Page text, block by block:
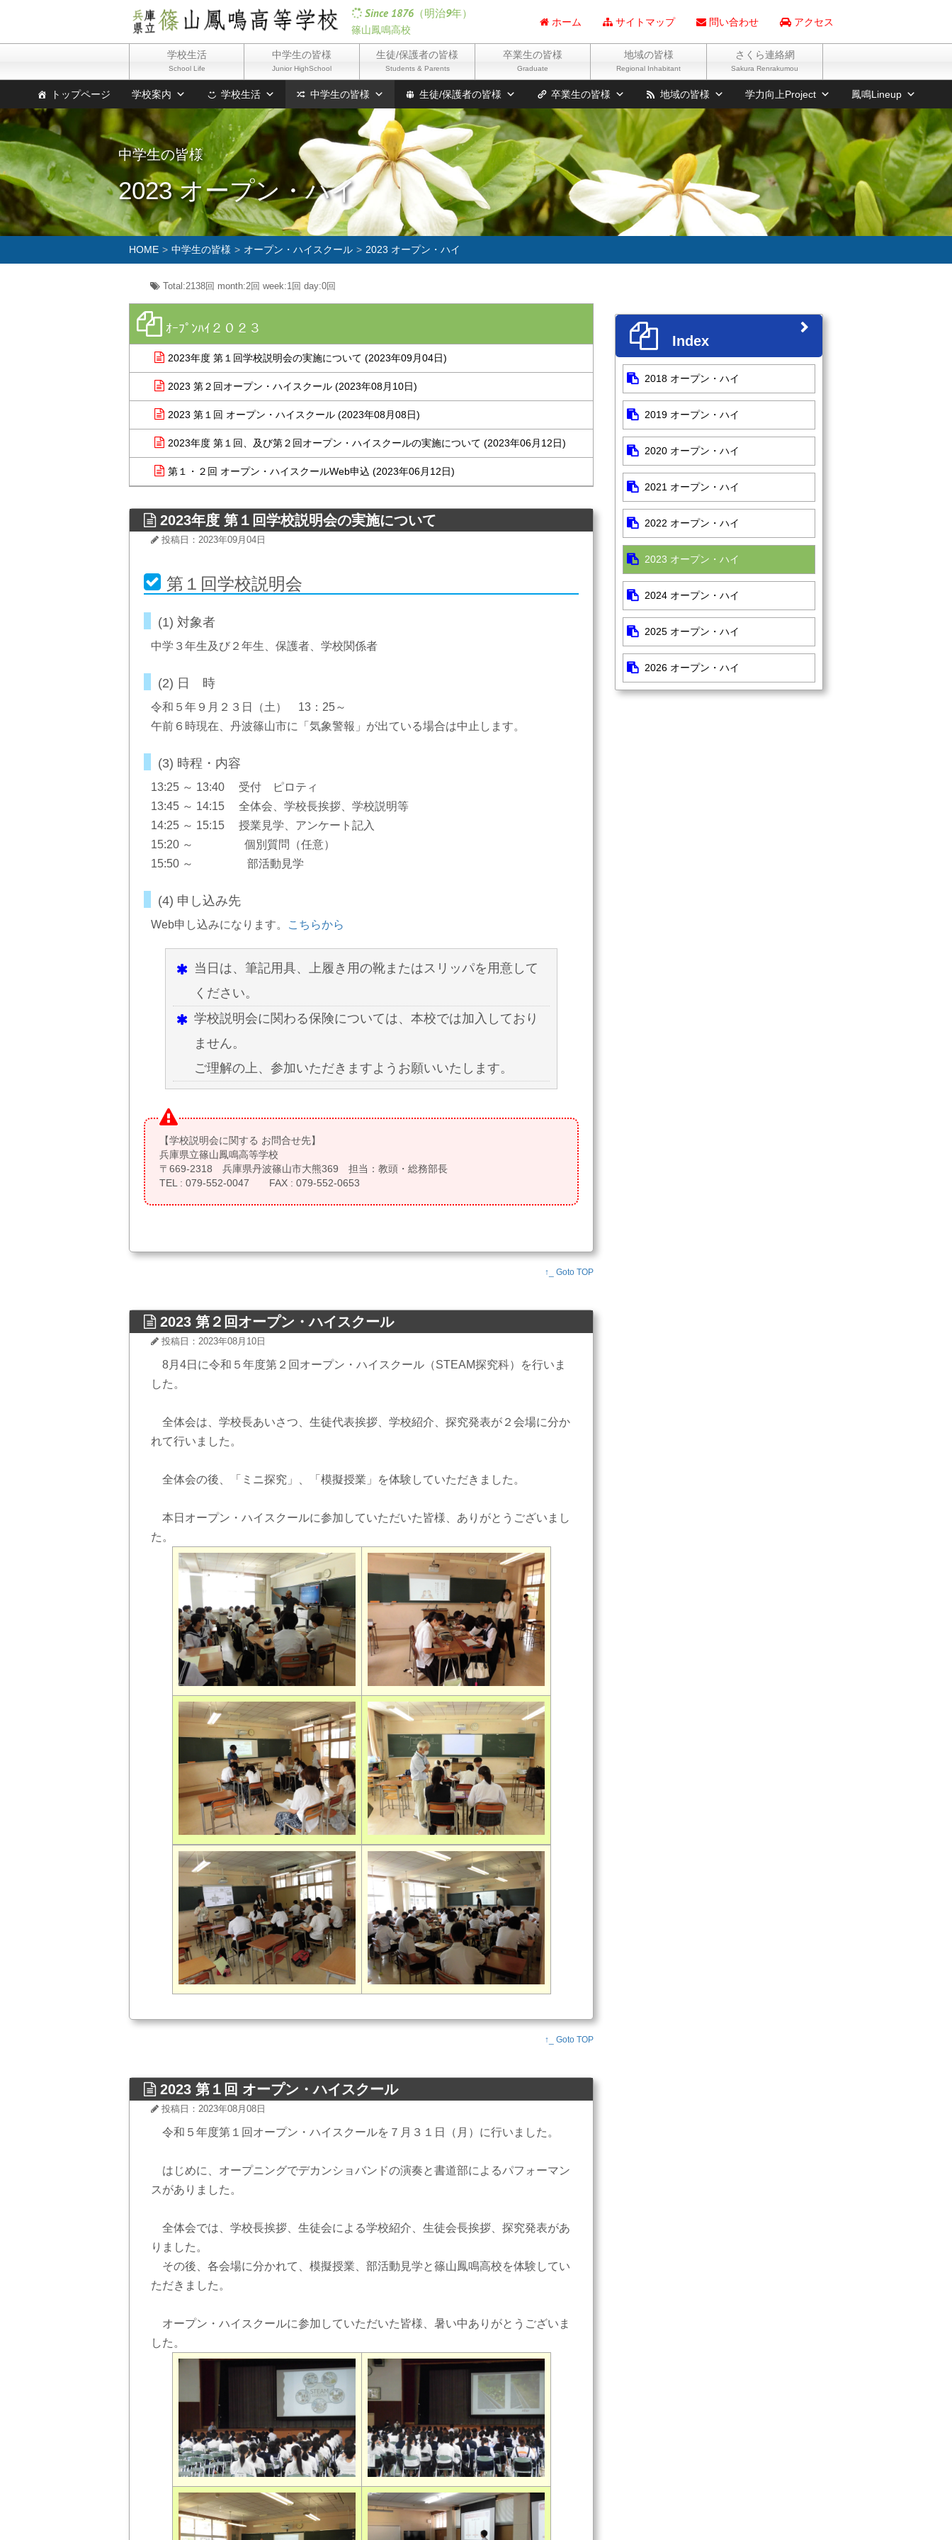
Since 1876（明治9年）
篠山鳳鳴高校
ホーム サイトマップ 問い合わせ アクセス
学校生活
School Life
中学生の皆様
Junior HighSchool
生徒/保護者の皆様
Students & Parents
卒業生の皆様
Graduate
地域の皆様
Regional Inhabitant
さくら連絡網
Sakura Renrakumou
トップページ 学校案内 学校生活 中学生の皆様 生徒/保護者の皆様 卒業生の皆様 地域の皆様 学力向上Project 鳳鳴Lineup
中学生の皆様
2023 オープン・ハイ
HOME 中学生の皆様 オープン・ハイスクール 2023 オープン・ハイ
Total:2138回 month:2回 week:1回 day:0回
ｵｰﾌﾟﾝﾊｲ２０２３
2023年度 第１回学校説明会の実施について (2023年09月04日)
2023 第２回オープン・ハイスクール (2023年08月10日)
2023 第１回 オープン・ハイスクール (2023年08月08日)
2023年度 第１回、及び第２回オープン・ハイスクールの実施について (2023年06月12日)
第１・２回 オープン・ハイスクールWeb申込 (2023年06月12日)
2023年度 第１回学校説明会の実施について
投稿日：2023年09月04日
第１回学校説明会
(1) 対象者
中学３年生及び２年生、保護者、学校関係者
(2) 日 時
令和５年９月２３日（土） 13：25～
午前６時現在、丹波篠山市に「気象警報」が出ている場合は中止します。
(3) 時程・内容
13:25 ～ 13:40 受付 ピロティ
13:45 ～ 14:15 全体会、学校長挨拶、学校説明等
14:25 ～ 15:15 授業見学、アンケート記入
15:20 ～ 個別質問（任意）
15:50 ～ 部活動見学
(4) 申し込み先
Web申し込みになります。 こちらから
当日は、筆記用具、上履き用の靴またはスリッパを用意して
ください。
学校説明会に関わる保険については、本校では加入しており
ません。
ご理解の上、参加いただきますようお願いいたします。
【学校説明会に関する お問合せ先】
兵庫県立篠山鳳鳴高等学校
〒669-2318 兵庫県丹波篠山市大熊369 担当：教頭・総務部長
TEL : 079-552-0047 FAX : 079-552-0653
↑_ Goto TOP
2023 第２回オープン・ハイスクール
投稿日：2023年08月10日
8月4日に令和５年度第２回オープン・ハイスクール（STEAM探究科）を行いま
した。
全体会は、学校長あいさつ、生徒代表挨拶、学校紹介、探究発表が２会場に分か
れて行いました。
全体会の後、「ミニ探究」、「模擬授業」を体験していただきました。
本日オープン・ハイスクールに参加していただいた皆様、ありがとうございまし
た。
↑_ Goto TOP
2023 第１回 オープン・ハイスクール
投稿日：2023年08月08日
令和５年度第１回オープン・ハイスクールを７月３１日（月）に行いました。
はじめに、オープニングでデカンショバンドの演奏と書道部によるパフォーマン
スがありました。
全体会では、学校長挨拶、生徒会による学校紹介、生徒会長挨拶、探究発表があ
りました。
その後、各会場に分かれて、模擬授業、部活動見学と篠山鳳鳴高校を体験してい
ただきました。
オープン・ハイスクールに参加していただいた皆様、暑い中ありがとうございま
した。
Index
2018 オープン・ハイ
2019 オープン・ハイ
2020 オープン・ハイ
2021 オープン・ハイ
2022 オープン・ハイ
2023 オープン・ハイ
2024 オープン・ハイ
2025 オープン・ハイ
2026 オープン・ハイ